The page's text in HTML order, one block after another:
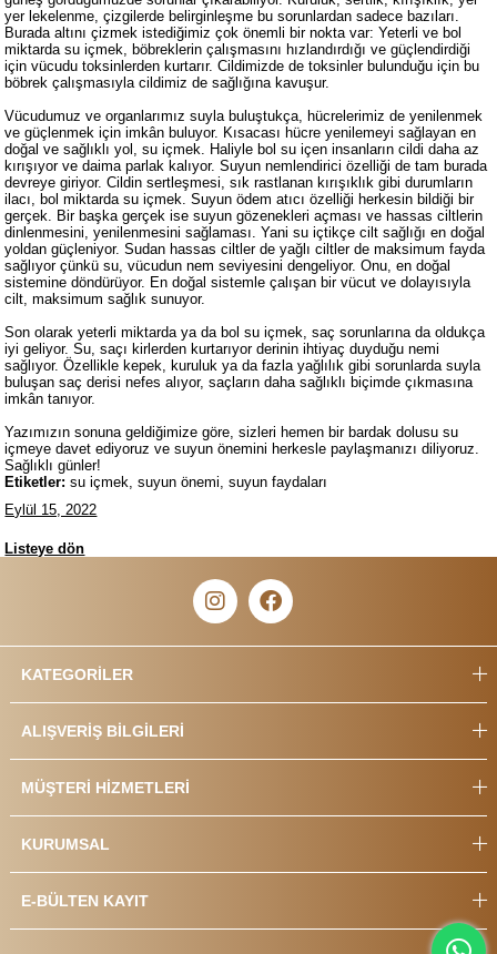
yer lekelenme, çizgilerde belirginleşme bu sorunlardan sadece bazıları.
Burada altını çizmek istediğimiz çok önemli bir nokta var: Yeterli ve bol
miktarda su içmek, böbreklerin çalışmasını hızlandırdığı ve güçlendirdiği
için vücudu toksinlerden kurtarır. Cildimizde de toksinler bulunduğu için bu
böbrek çalışmasıyla cildimiz de sağlığına kavuşur.
Vücudumuz ve organlarımız suyla buluştukça, hücrelerimiz de yenilenmek
ve güçlenmek için imkân buluyor. Kısacası hücre yenilemeyi sağlayan en
doğal ve sağlıklı yol, su içmek. Haliyle bol su içen insanların cildi daha az
kırışıyor ve daima parlak kalıyor. Suyun nemlendirici özelliği de tam burada
devreye giriyor. Cildin sertleşmesi, sık rastlanan kırışıklık gibi durumların
ilacı, bol miktarda su içmek. Suyun ödem atıcı özelliği herkesin bildiği bir
gerçek. Bir başka gerçek ise suyun gözenekleri açması ve hassas ciltlerin
dinlenmesini, yenilenmesini sağlaması. Yani su içtikçe cilt sağlığı en doğal
yoldan güçleniyor. Sudan hassas ciltler de yağlı ciltler de maksimum fayda
sağlıyor çünkü su, vücudun nem seviyesini dengeliyor. Onu, en doğal
sistemine döndürüyor. En doğal sistemle çalışan bir vücut ve dolayısıyla
cilt, maksimum sağlık sunuyor.
Son olarak yeterli miktarda ya da bol su içmek, saç sorunlarına da oldukça
iyi geliyor. Su, saçı kirlerden kurtarıyor derinin ihtiyaç duyduğu nemi
sağlıyor. Özellikle kepek, kuruluk ya da fazla yağlılık gibi sorunlarda suyla
buluşan saç derisi nefes alıyor, saçların daha sağlıklı biçimde çıkmasına
imkân tanıyor.
Yazımızın sonuna geldiğimize göre, sizleri hemen bir bardak dolusu su
içmeye davet ediyoruz ve suyun önemini herkesle paylaşmanızı diliyoruz.
Sağlıklı günler!
Etiketler: su içmek, suyun önemi, suyun faydaları
Eylül 15, 2022
Listeye dön
KATEGORİLER
ALIŞVERİŞ BİLGİLERİ
MÜŞTERİ HİZMETLERİ
KURUMSAL
E-BÜLTEN KAYIT